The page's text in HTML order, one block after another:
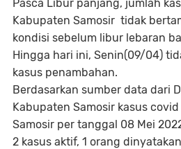
Pasca Libur panjang, jumlah
Kabupaten Samosir tidak
kondisi sebelum libur lebaran
Hingga hari ini, Senin(09/04)
kasus penambahan.
Berdasarkan sumber data dari
Kabupaten Samosir kasus
Samosir per tanggal 08 Mei
2 kasus aktif, 1 orang